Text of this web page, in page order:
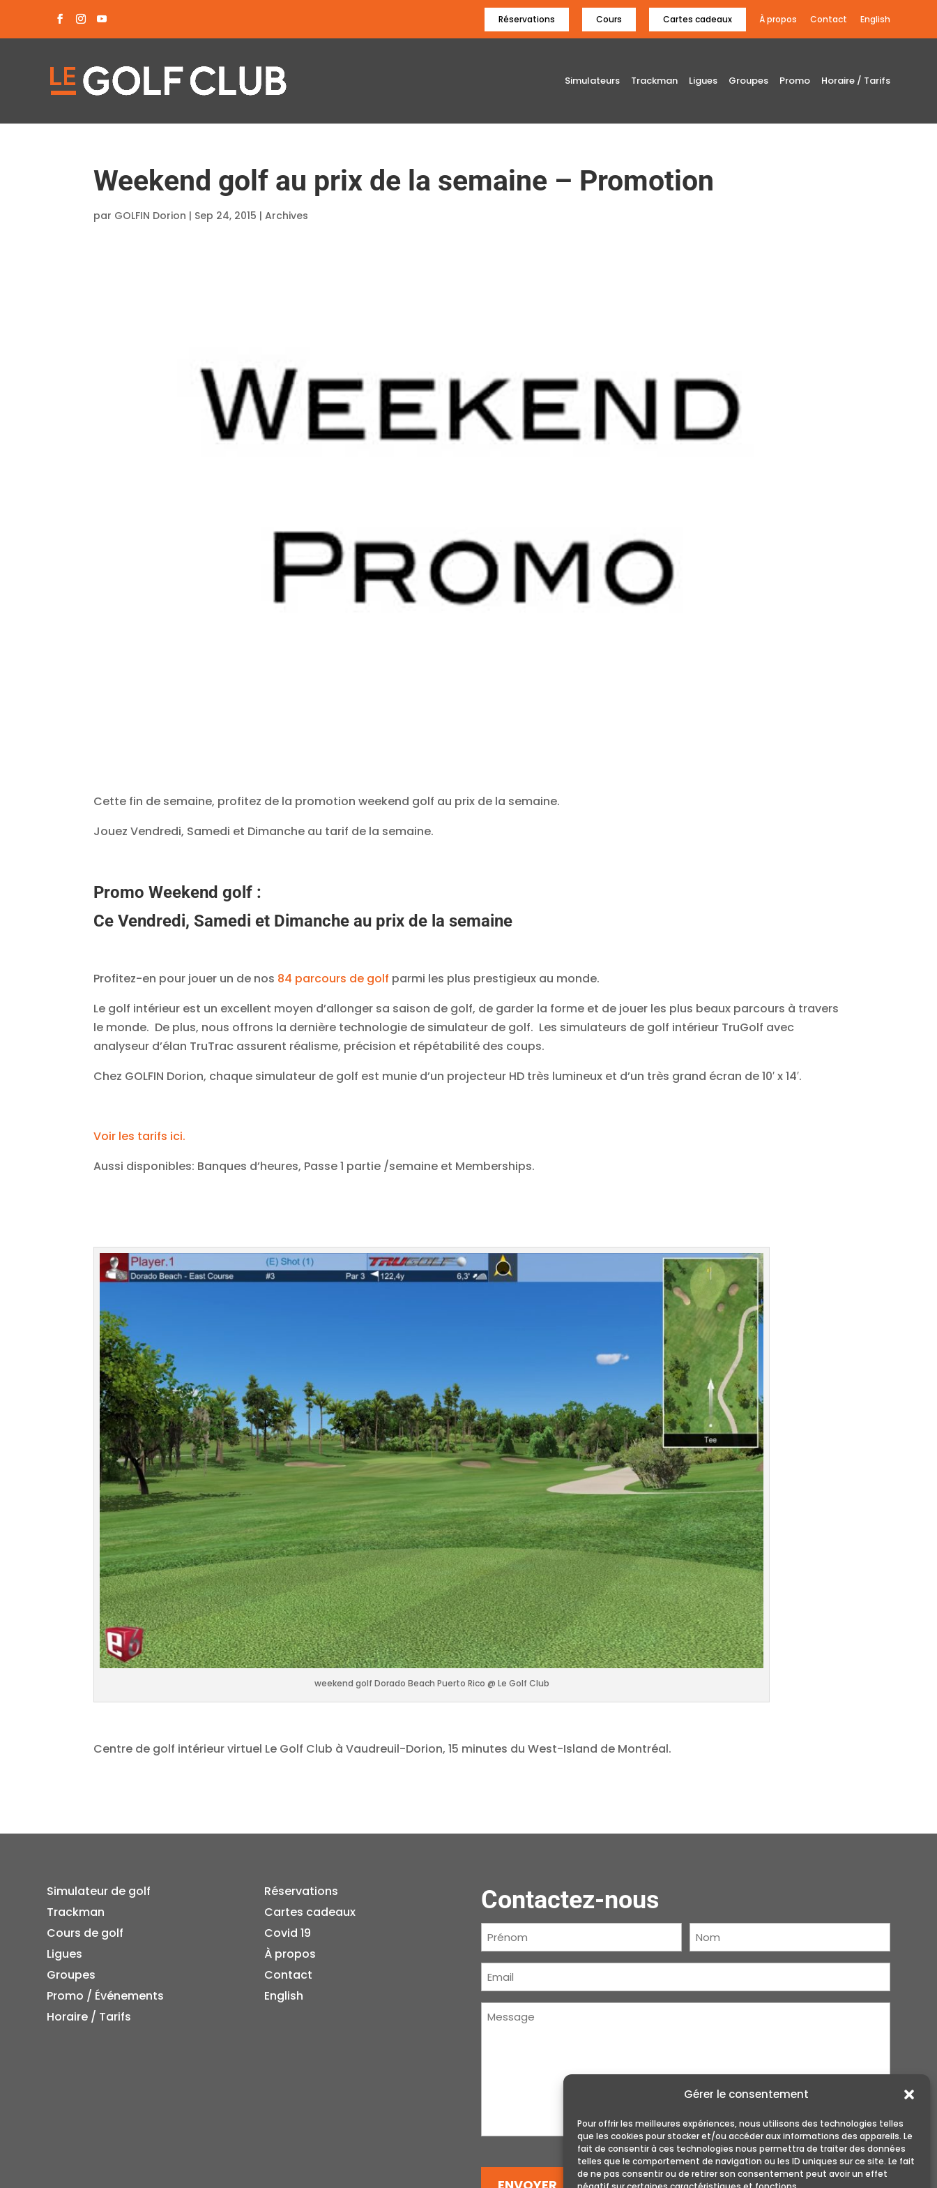
Gérer le consentement
Pour offrir les meilleures expériences, nous utilisons des technologies telles
que les cookies pour stocker et/ou accéder aux informations des appareils. Le
fait de consentir à ces technologies nous permettra de traiter des données
telles que le comportement de navigation ou les ID uniques sur ce site. Le fait
de ne pas consentir ou de retirer son consentement peut avoir un effet
Réservations Cours Cartes cadeaux À propos Contact English
Simulateurs Trackman Ligues Groupes Promo Horaire / Tarifs
Weekend golf au prix de la semaine – Promotion
par GOLFIN Dorion | Sep 24, 2015 |Archives
Cette fin de semaine, profitez de la promotion weekend golf au prix de la semaine.
Jouez Vendredi, Samedi et Dimanche au tarif de la semaine.
Promo Weekend golf :
Ce Vendredi, Samedi et Dimanche au prix de la semaine
Profitez-en pour jouer un de nos 84 parcours de golf parmi les plus prestigieux au monde.
Le golf intérieur est un excellent moyen d’allonger sa saison de golf, de garder la forme et de jouer les plus beaux parcours à travers
le monde. De plus, nous offrons la dernière technologie de simulateur de golf. Les simulateurs de golf intérieur TruGolf avec
analyseur d’élan TruTrac assurent réalisme, précision et répétabilité des coups.
Chez GOLFIN Dorion, chaque simulateur de golf est munie d’un projecteur HD très lumineux et d’un très grand écran de 10′ x 14′.
Voir les tarifs ici.
Aussi disponibles: Banques d’heures, Passe 1 partie /semaine et Memberships.
weekend golf Dorado Beach Puerto Rico @ Le Golf Club
Centre de golf intérieur virtuel Le Golf Club à Vaudreuil-Dorion, 15 minutes du West-Island de Montréal.
Simulateur de golf
Trackman
Cours de golf
Ligues
Groupes
Promo / Événements
Horaire / Tarifs
Réservations
Cartes cadeaux
Covid 19
À propos
Contact
English
Contactez-nous
Prénom
Courriel